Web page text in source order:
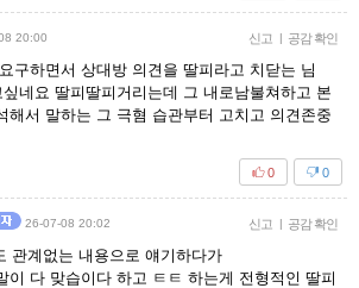
20:00 신고 | 공감 확인
구하면서 상대방 의견을 딸피라고 치닫는 님
네요 딸피딸피거리는데 그 내로남불쳐하고 본
해서 말하는 그 극혐 습관부터 고치고 의견존중
0
0
26-07-08 20:02 신고 | 공감 확인
관계없는 내용으로 얘기하다가
이 다 맞습이다 하고 ㅌㅌ 하는게 전형적인 딸피